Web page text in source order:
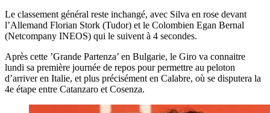
Le classement général reste inchangé, avec Silva en rose devant
l’Allemand Florian Stork (Tudor) et le Colombien Egan Bernal
(Netcompany INEOS) qui le suivent à 4 secondes.
Après cette ’Grande Partenza’ en Bulgarie, le Giro va connaitre
lundi sa première journée de repos pour permettre au peloton
d’arriver en Italie, et plus précisément en Calabre, où se disputera la
4e étape entre Catanzaro et Cosenza.